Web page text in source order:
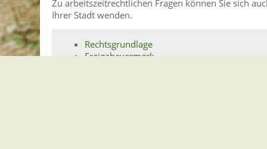
Zu arbeitszeitrechtlichen Fragen können Sie sich
Ihrer Stadt wenden.
Rechtsgrundlage
Freigabevermerk